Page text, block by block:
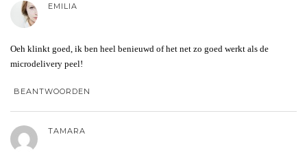
EMILIA
Oeh klinkt goed, ik ben heel benieuwd of het net zo goed werkt als de
microdelivery peel!
BEANTWOORDEN
TAMARA